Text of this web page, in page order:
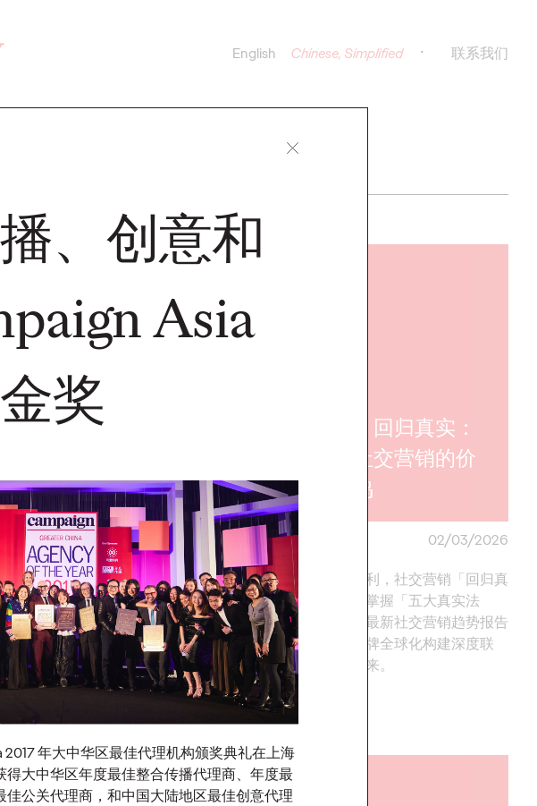
联系我们
English Chinese, Simplified
、创意和
Asia
奖
2017 年大中华区最佳代理机构颁奖典礼在上海
得大中华区年度最佳整合传播代理商、年度最
佳公关代理商，和中国大陆地区最佳创意代理
2026
体传
项目
领袖营销趋势
奥美中国 24/03/2026
中国品牌全球化亟需告别流量营
销，转向以信任与 ROI 为核心的创
作者经济。奥美 《2026 意见领袖
营销趋势报告》助力其把握最新市
场变局，建立持久的文化联结与商
业价值，实现品牌长效增长。
More→
报告｜回归真实：
重塑社交营销的价
值共鸣
奥美中国 02/03/2026
告别算法红利，社交营销「回归真
实」之道。掌握「五大真实法
则」，奥美最新社交营销趋势报告
助力中国品牌全球化构建深度联
结，引领未来。
More
观点